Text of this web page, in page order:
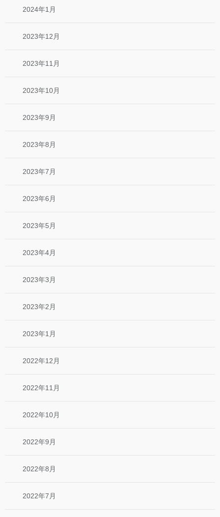
2024年1月
2023年12月
2023年11月
2023年10月
2023年9月
2023年8月
2023年7月
2023年6月
2023年5月
2023年4月
2023年3月
2023年2月
2023年1月
2022年12月
2022年11月
2022年10月
2022年9月
2022年8月
2022年7月